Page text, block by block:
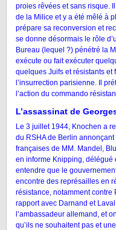
proies rêvées et sans risque.
de la Milice et y a été mêlé à
prépare sa reconversion et
se donne désormais le rôle
Bureau (lequel ?) pénétré la
exécute ou fait exécuter
quelques Juifs et résistants et
l’insurrection parisienne. Il
l’action du commando
L’assassinat de
Le 3 juillet 1944, Knochen a
du RSHA de Berlin
françaises de MM. Mandel,
en informe Knipping, délégué
entendre que le
encontre des représailles en
résistance, notamment
rapport avec Darnand et
l’ambassadeur allemand, et
qu’ils ne souhaitent pas et